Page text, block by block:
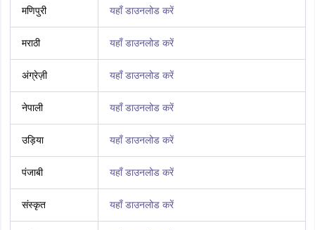
मणिपुरी यहाँ डाउनलोड करें
मराठी यहाँ डाउनलोड करें
अंग्रेज़ी यहाँ डाउनलोड करें
नेपाली यहाँ डाउनलोड करें
उड़िया यहाँ डाउनलोड करें
पंजाबी यहाँ डाउनलोड करें
संस्कृत यहाँ डाउनलोड करें